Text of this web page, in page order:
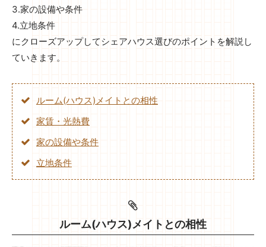
3.家の設備や条件
4.立地条件
にクローズアップしてシェアハウス選びのポイントを解説し
ていきます。
ルーム(ハウス)メイトとの相性
家賃・光熱費
家の設備や条件
立地条件
ルーム(ハウス)メイトとの相性